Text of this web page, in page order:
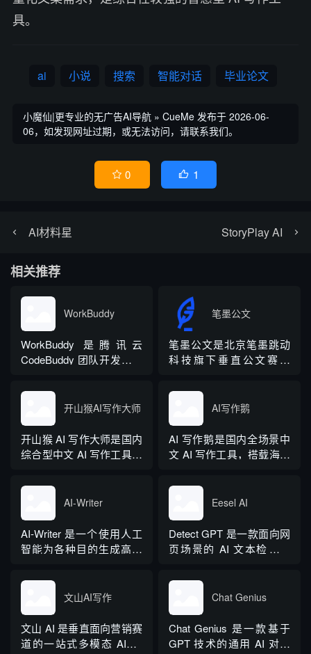
具。
ai 小说 搜索 智能对话 毕业论文
小魔仙|更专业的无广告AI导航 » CueMe 发布于 2026-06-
06，如发现网址过期，或无法访问，请联系我们。
 0  1
AI材料星 StoryPlay AI
相关推荐
WorkBuddy
WorkBuddy 是腾讯云
CodeBuddy 团队开发的全
作台，2026 年 3 月正式上
线，6 月推出企业版抖音
百科。区别于普通对话式
AI，它是可以直接操作电
脑本地授权文件的 AI 助
笔墨公文
笔墨公文是北京笔墨跳动
科技旗下垂直公文赛道
制公文专业场景，依托海
量标准公文语料训练专属
大模型。平台整合 AI 公文
生成、全维度智能校对、
范文库、实时更新素材
撰写、文稿合...
开山猴AI写作大师
开山猴 AI 写作大师是国内
综合型中文 AI 写作工具，
方法论与自研大模型算
法，大幅降低 AI 使用门
槛，无需专业提示词技巧
即可产出高质量文稿。平
台覆盖 20 余个行业领域、
AI写作鹅
AI 写作鹅是国内全场景中
文 AI 写作工具，搭载海量
公文、学术论文、电商短
视频、新媒体、文学创
作、多行业策划等上百类
场景，集成伪原创改写、
图生文、多语言翻译、
AI-Writer
AI-Writer 是一个使用人工
智能为各种目的生成高质
论您是需要撰写博客文
章、产品描述、登录页面
还是研究论文。
Eesel AI
Detect GPT 是一款面向网
页场景的 AI 文本检测工
主，核心能力是实时扫描
网页文字，甄别 GPT 系列
大模型产出内容，依托斯
坦福零样本概率曲率检测
技术，无需针对新模型重
文山AI写作
文山 AI 是垂直面向营销赛
道的一站式多模态 AIGC
Chat Genius
Chat Genius 是一款基于
GPT 技术的通用 AI 对话